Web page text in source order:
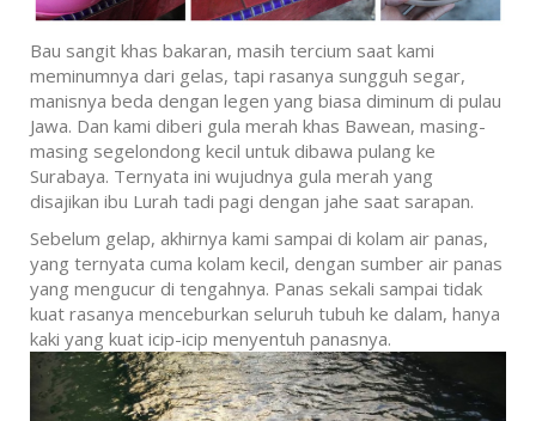
Bau sangit khas bakaran, masih tercium saat kami
meminumnya dari gelas, tapi rasanya sungguh segar,
manisnya beda dengan legen yang biasa diminum di pulau
Jawa. Dan kami diberi gula merah khas Bawean, masing-
masing segelondong kecil untuk dibawa pulang ke
Surabaya. Ternyata ini wujudnya gula merah yang
disajikan ibu Lurah tadi pagi dengan jahe saat sarapan.
Sebelum gelap, akhirnya kami sampai di kolam air panas,
yang ternyata cuma kolam kecil, dengan sumber air panas
yang mengucur di tengahnya. Panas sekali sampai tidak
kuat rasanya menceburkan seluruh tubuh ke dalam, hanya
kaki yang kuat icip-icip menyentuh panasnya.